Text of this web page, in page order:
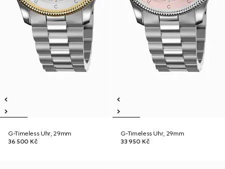
G-Timeless Uhr, 29mm
36 500 Kč
G-Timeless Uhr, 29mm
33 950 Kč